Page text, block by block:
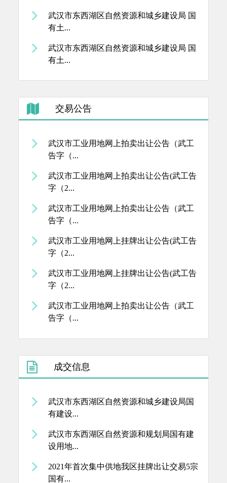
武汉市东西湖区自然资源和城乡建设局 国
有土...
武汉市东西湖区自然资源和城乡建设局 国
有土...
交易公告
武汉市工业用地网上拍卖出让公告（武工
告字（...
武汉市工业用地网上拍卖出让公告(武工告
字（2...
武汉市工业用地网上拍卖出让公告（武工
告字（...
武汉市工业用地网上挂牌出让公告(武工告
字（2...
武汉市工业用地网上挂牌出让公告(武工告
字（2...
武汉市工业用地网上拍卖出让公告（武工
告字（...
成交信息
武汉市东西湖区自然资源和城乡建设局国
有建设...
武汉市东西湖区自然资源和规划局国有建
设用地...
2021年首次集中供地我区挂牌出让交易5宗
国有...